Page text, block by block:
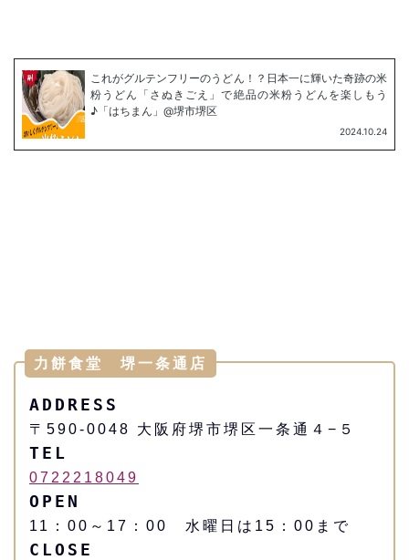
力餅食堂 堺一条通店
ADDRESS
〒590-0048 大阪府堺市堺区一条通４−５
TEL
0722218049
OPEN
11：00～17：00 水曜日は15：00まで
CLOSE